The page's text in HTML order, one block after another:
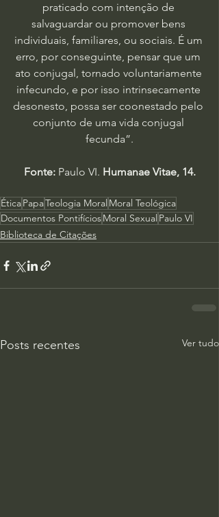
praticado com intenção de
salvaguardar ou promover bens
individuais, familiares, ou sociais. É um
erro, por conseguinte, pensar que um
ato conjugal, tornado voluntariamente
infecundo, e por isso intrinsecamente
desonesto, possa ser coonestado pelo
conjunto de uma vida conjugal
fecunda”.
Fonte: Paulo VI. Humanae Vitae, 14.
ÉticaPapaTeologia Moral Moral Teológica
Documentos PontifíciosMoral Sexual Paulo VI
Biblioteca de Citações
Posts recentes Ver tudo